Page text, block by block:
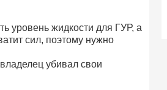
уровень жидкости для ГУР, а
сил, поэтому нужно
убивал свои